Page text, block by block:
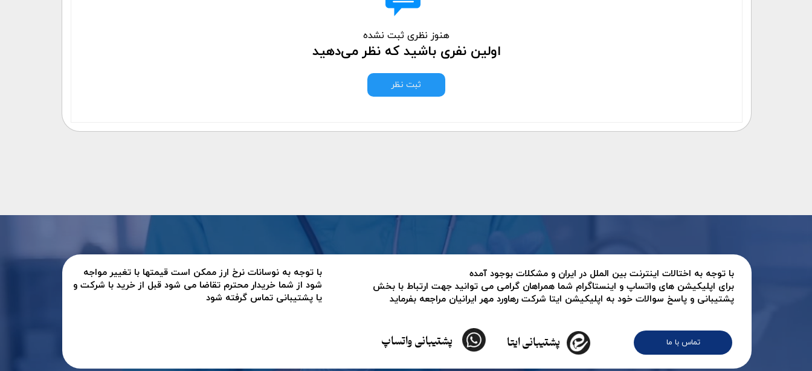
هنوز نظری ثبت نشده
اولین نفری باشید که نظر می‌دهید
ثبت نظر
تماس با ما
با توجه به اختالات اینترنت بین الملل در ایران و مشکلات بوجود آمده
برای اپلیکیشن های واتساپ و اینستاگرام شما همراهان گرامی می توانید جهت ارتباط با بخش
پشتیبانی و پاسخ سوالات خود به اپلیکیشن ایتا شرکت رهاورد مهر ایرانیان مراجعه بفرماید
پشتیبانی ایتا پشتیبانی واتساپ
با توجه به نوسانات نرخ ارز ممکن است قیمتها با تغییر مواجه
شود از شما خریدار محترم تقاضا می شود قبل از خرید با شرکت و
یا پشتیبانی تماس گرفته شود